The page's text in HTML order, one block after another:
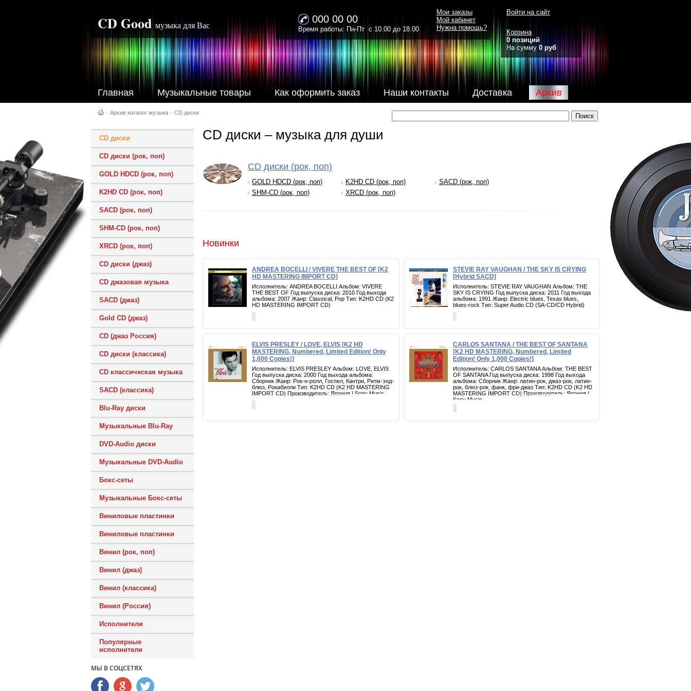
CD Good музыка для Вас
000 00 00
Время работы: Пн-Пт с 10.00 до 18.00
Главная Музыкальные товары Как оформить заказ Наши контакты Доставка Архив
Мои заказы
Мой кабинет
Нужна помощь?
Войти на сайт
Корзина
0 позиций
На сумму 0 руб
– Архив каталог музыка – CD диски
CD диски
CD диски (рок, поп)
GOLD HDCD (рок, поп)
K2HD CD (рок, поп)
SACD (рок, поп)
SHM-CD (рок, поп)
XRCD (рок, поп)
CD диски (джаз)
CD джазовая музыка
SACD (джаз)
Gold CD (джаз)
CD (джаз Россия)
CD диски (классика)
CD классическая музыка
SACD (классика)
Blu-Ray диски
Музыкальные Blu-Ray
DVD-Audio диски
Музыкальные DVD-Audio
Бокс-сеты
Музыкальные Бокс-сеты
Виниловые пластинки
Виниловые пластинки
Винил (рок, поп)
Винил (джаз)
Винил (классика)
Винил (Россия)
Исполнители
Популярные
исполнители
МЫ В СОЦСЕТЯХ
CD диски – музыка для души
CD диски (рок, поп)
GOLD HDCD (рок, поп) K2HD CD (рок, поп)
SACD (рок, поп)
SHM-CD (рок, поп)
XRCD (рок, поп)
Новинки
ANDREA BOCELLI / VIVERE THE BEST OF [K2
HD MASTERING IMPORT CD]
Исполнитель: ANDREA BOCELLI Альбом: VIVERE
THE BEST OF Год выпуска диска: 2010 Год выхода
альбома: 2007 Жанр: Classical, Pop Тип: K2HD CD (K2
HD MASTERING IMPORT CD)
STEVIE RAY VAUGHAN / THE SKY IS CRYING
[Hybrid SACD]
Исполнитель: STEVIE RAY VAUGHAN Альбом: THE
SKY IS CRYING Год выпуска диска: 2011 Год выхода
альбома: 1991 Жанр: Electric blues, Texas blues,
blues-rock Тип: Super Audio CD (SA-CD/CD Hybrid)
ELVIS PRESLEY / LOVE, ELVIS [K2 HD
MASTERING, Numbered, Limited Edition! Only
1,000 Copies!]
Исполнитель: ELVIS PRESLEY Альбом: LOVE, ELVIS
Год выпуска диска: 2000 Год выхода альбома:
Сборник Жанр: Рок-н-ролл, Госпел, Кантри, Ритм-энд-
блюз, Рокабилли Тип: K2HD CD (K2 HD MASTERING
IMPORT CD) Производитель: Япония | Sony Music
CARLOS SANTANA / THE BEST OF SANTANA
[K2 HD MASTERING, Numbered, Limited
Edition! Only 1,000 Copies!]
Исполнитель: CARLOS SANTANA Альбом: THE BEST
OF SANTANA Год выпуска диска: 1998 Год выхода
альбома: Сборник Жанр: латин-рок, джаз-рок, латин-
рок, блюз-рок, фанк, фри-джаз Тип: K2HD CD (K2 HD
MASTERING IMPORT CD) Производитель: Япония |
Sony Music